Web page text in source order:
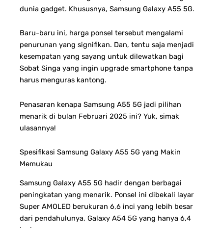
dunia gadget. Khususnya, Samsung Galaxy A55 5G.
Baru-baru ini, harga ponsel tersebut mengalami
penurunan yang signifikan. Dan, tentu saja menjadi
kesempatan yang sayang untuk dilewatkan bagi
Sobat Singa yang ingin upgrade smartphone tanpa
harus menguras kantong.
Penasaran kenapa Samsung A55 5G jadi pilihan
menarik di bulan Februari 2025 ini? Yuk, simak
ulasannya!
Spesifikasi Samsung Galaxy A55 5G yang Makin
Memukau
Samsung Galaxy A55 5G hadir dengan berbagai
peningkatan yang menarik. Ponsel ini dibekali layar
Super AMOLED berukuran 6,6 inci yang lebih besar
dari pendahulunya, Galaxy A54 5G yang hanya 6,4